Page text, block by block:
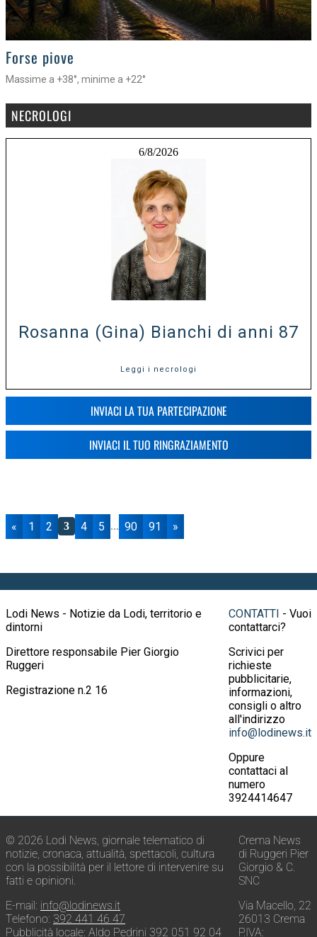
>
Forse piove
Massime a +38°, minime a +22°
NECROLOGI
6/8/2026
Rosanna (Gina) Bianchi di anni 87
Leggi i necrologi
INVIACI LA TUA PARTECIPAZIONE
INVIACI IL TUO RINGRAZIAMENTO
« 1 2 3 4 5 ... 90 91 »
Lodi News - Notizie da Lodi, territorio e
dintorni
Direttore responsabile Pier Giorgio
Ruggeri
Registrazione n.2 16
CONTATTI - Vuoi
contattarci?
Scrivici per
richieste
pubblicitarie,
informazioni,
consigli o altro
all'indirizzo
info@lodinews.it
Oppure
contattaci al
numero
3924414647
© 2026 Lodi News, giornale telematico di
notizie, cronaca, attualità, spettacoli, cultura
con la possibilità per il lettore di intervenire su
fatti e opinioni.
E-mail: info@lodinews.it
Telefono: 392 441 46 47
Pubblicità locale: Aldo Pedrini 392 051 92 04
Crema News
di Ruggeri Pier
Giorgio & C.
SNC
Via Macello, 22
26013 Crema
P.IVA: